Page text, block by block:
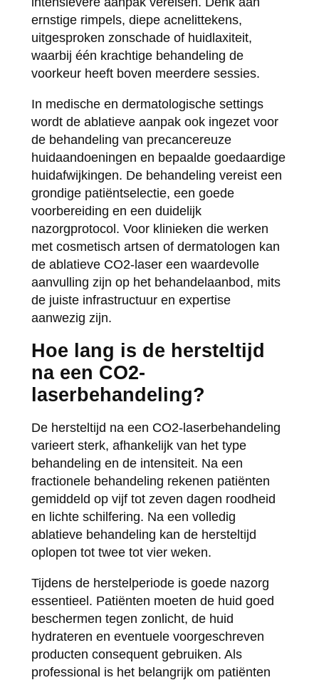
ernstige rimpels, diepe acnelittekens,
uitgesproken zonschade of huidlaxiteit,
waarbij één krachtige behandeling de
voorkeur heeft boven meerdere sessies.
In medische en dermatologische settings
wordt de ablatieve aanpak ook ingezet voor
de behandeling van precancereuze
huidaandoeningen en bepaalde goedaardige
huidafwijkingen. De behandeling vereist een
grondige patiëntselectie, een goede
voorbereiding en een duidelijk
nazorgprotocol. Voor klinieken die werken
met cosmetisch artsen of dermatologen kan
de ablatieve CO2-laser een waardevolle
aanvulling zijn op het behandelaanbod, mits
de juiste infrastructuur en expertise
aanwezig zijn.
Hoe lang is de hersteltijd
na een CO2-
laserbehandeling?
De hersteltijd na een CO2-laserbehandeling
varieert sterk, afhankelijk van het type
behandeling en de intensiteit. Na een
fractionele behandeling rekenen patiënten
gemiddeld op vijf tot zeven dagen roodheid
en lichte schilfering. Na een volledig
ablatieve behandeling kan de hersteltijd
oplopen tot twee tot vier weken.
Tijdens de herstelperiode is goede nazorg
essentieel. Patiënten moeten de huid goed
beschermen tegen zonlicht, de huid
hydrateren en eventuele voorgeschreven
producten consequent gebruiken. Als
professional is het belangrijk om patiënten